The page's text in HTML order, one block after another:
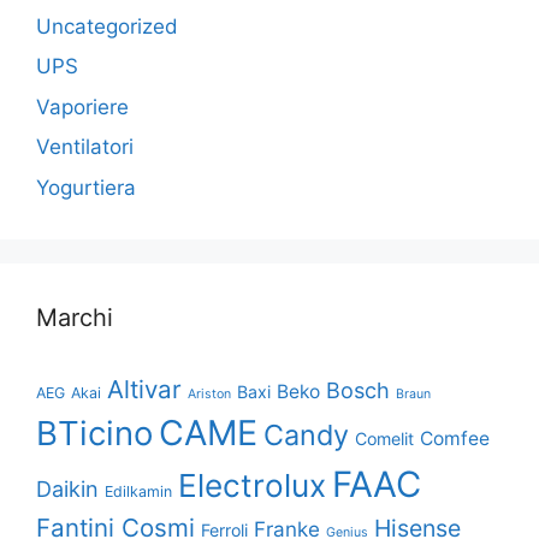
Uncategorized
UPS
Vaporiere
Ventilatori
Yogurtiera
Marchi
AEG Akai Altivar Ariston Baxi Beko Bosch Braun
BTicino CAME Candy Comelit Comfee
Daikin Edilkamin Electrolux FAAC
Fantini Cosmi Ferroli Franke Genius Hisense